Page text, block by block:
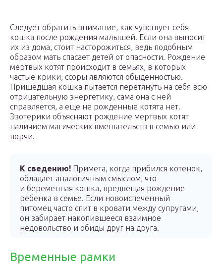
Следует обратить внимание, как чувствует себя
кошка после рождения малышей. Если она выносит
их из дома, стоит насторожиться, ведь подобным
образом мать спасает детей от опасности. Рождение
мертвых котят происходит в семьях, в которых
частые крики, ссоры являются обыденностью.
Пришедшая кошка пытается перетянуть на себя всю
отрицательную энергетику, сама она с ней
справляется, а еще не рожденные котята нет.
Эзотерики объясняют рождение мертвых котят
наличием магических вмешательств в семью или
порчи.
К сведению! Примета, когда прибился котенок,
обладает аналогичным смыслом, что
и беременная кошка, предвещая рождение
ребенка в семье. Если новоиспеченный
питомец часто спит в кровати между супругами,
он забирает накопившееся взаимное
недовольство и обиды друг на друга.
Временные рамки